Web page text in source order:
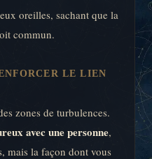
oreilles, sachant que la
commun.
LE LIEN
zones de turbulences.
avec une personne,
mais la façon dont vous